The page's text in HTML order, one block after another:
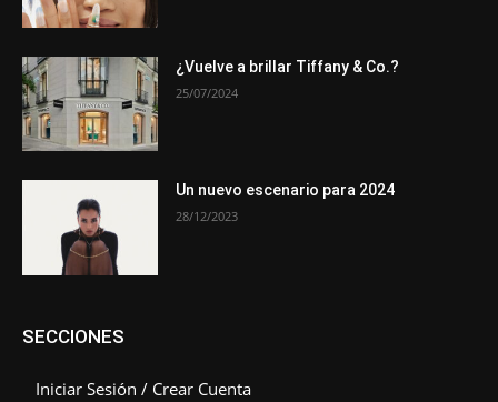
¿Vuelve a brillar Tiffany & Co.?
25/07/2024
Un nuevo escenario para 2024
28/12/2023
SECCIONES
Iniciar Sesión / Crear Cuenta